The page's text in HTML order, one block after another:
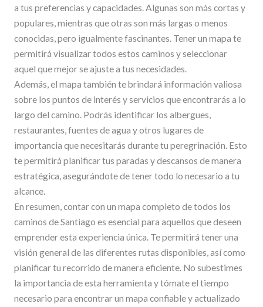
a tus preferencias y capacidades. Algunas son más cortas y
populares, mientras que otras son más largas o menos
conocidas, pero igualmente fascinantes. Tener un mapa te
permitirá visualizar todos estos caminos y seleccionar
aquel que mejor se ajuste a tus necesidades.
Además, el mapa también te brindará información valiosa
sobre los puntos de interés y servicios que encontrarás a lo
largo del camino. Podrás identificar los albergues,
restaurantes, fuentes de agua y otros lugares de
importancia que necesitarás durante tu peregrinación. Esto
te permitirá planificar tus paradas y descansos de manera
estratégica, asegurándote de tener todo lo necesario a tu
alcance.
En resumen, contar con un mapa completo de todos los
caminos de Santiago es esencial para aquellos que deseen
emprender esta experiencia única. Te permitirá tener una
visión general de las diferentes rutas disponibles, así como
planificar tu recorrido de manera eficiente. No subestimes
la importancia de esta herramienta y tómate el tiempo
necesario para encontrar un mapa confiable y actualizado